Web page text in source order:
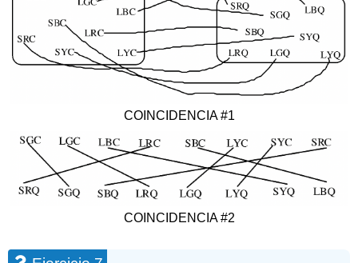
COINCIDENCIA #1
COINCIDENCIA #2